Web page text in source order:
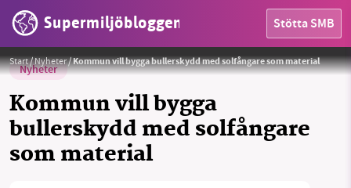
Supermiljöbloggen Stötta SMB
HEM
Start/Nyheter/Kommun vill bygga bullerskydd med solfångare som material
Nyheter
Kommun vill bygga
bullerskydd med solfångare
som material